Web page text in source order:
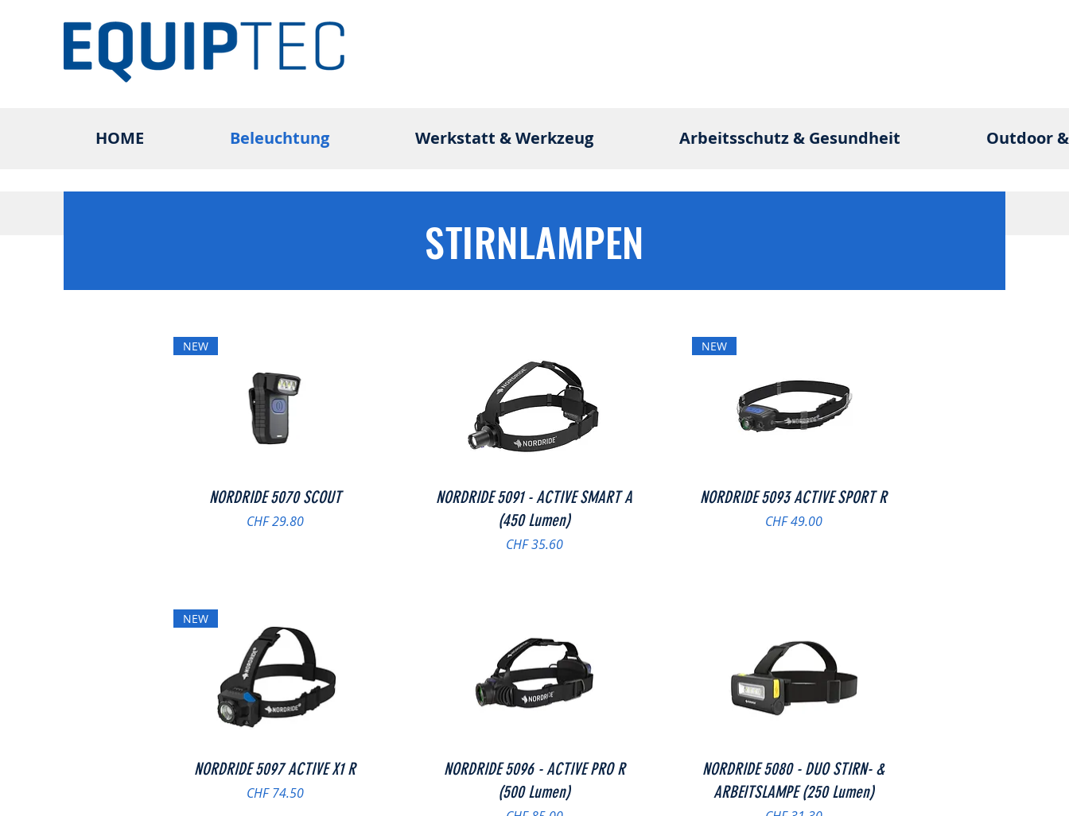
HOME Beleuchtung Werkstatt & Werkzeug Arbeitsschutz & Gesundheit Outdoor
STIRNLAMPEN
Schnellansicht
NEW
NORDRIDE 5070 SCOUT
Preis
CHF 29.80
Schnellansicht
NORDRIDE 5091 - ACTIVE SMART A
(450 Lumen)
Preis
CHF 35.60
Schnellansicht
NEW
NORDRIDE 5093 ACTIVE SPORT R
Preis
CHF 49.00
Schnellansicht
NEW
NORDRIDE 5097 ACTIVE X1 R
Preis
CHF 74.50
Schnellansicht
NORDRIDE 5096 - ACTIVE PRO R
(500 Lumen)
Schnellansicht
NORDRIDE 5080 - DUO STIRN- &
ARBEITSLAMPE (250 Lumen)